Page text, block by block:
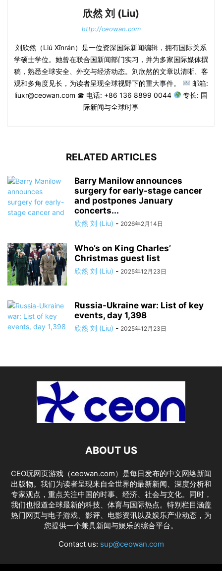
欣然 刘 (Liu)
http://ceowan.com
刘欣然（Liú Xīnrán）是一位资深国际新闻编辑，拥有国际关系
学硕士学位。她曾在联合国新闻部门实习，并为多家国际媒体撰
稿，熟悉全球安全、外交与经济动态。刘欣然的文章以清晰、客
观和多角度见长，为读者呈现全球视野下的重大事件。
邮箱:
liuxr@ceowan.com ☎ 电话: +86 136 8899 0044
专长: 国
际新闻与全球时事
RELATED ARTICLES
Barry Manilow announces
surgery for early-stage cancer
and postpones January
concerts...
欣然 刘 (Liu) - 2026年2月14日
Who’s on King Charles’
Christmas guest list
欣然 刘 (Liu) - 2025年12月23日
Russia-Ukraine war: List of key
events, day 1,398
欣然 刘 (Liu) - 2025年12月23日
ABOUT US
CEO玩网页游戏（ceowan.com）是每日发布的中文网络新闻
出版物。我们为读者呈现来自全世界的最新新闻、深度分析和
专家观点，重点关注中国的时事、经济、社会与文化。同时，
我们也报道全球最新的科技、体育与国际热点。特别栏目涵盖
热门网页与电子游戏、影评、电影资讯以及娱乐产业动态，为
您提供一个兼具新闻与娱乐的综合平台。
Contact us: sup@ceowan.com